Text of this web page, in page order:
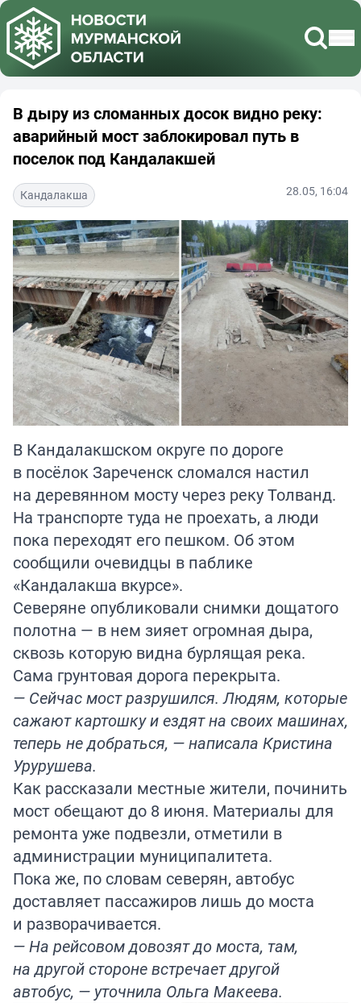
В дыру из сломанных досок видно реку:
аварийный мост заблокировал путь в
поселок под Кандалакшей
Кандалакша 28.05, 16:04
В Кандалакшском округе по дороге
в посёлок Зареченск сломался настил
на деревянном мосту через реку Толванд.
На транспорте туда не проехать, а люди
пока переходят его пешком. Об этом
сообщили очевидцы в паблике
«Кандалакша вкурсе».
Северяне опубликовали снимки дощатого
полотна — в нем зияет огромная дыра,
сквозь которую видна бурлящая река.
Сама грунтовая дорога перекрыта.
— Сейчас мост разрушился. Людям, которые
сажают картошку и ездят на своих машинах,
теперь не добраться, — написала Кристина
Урурушева.
Как рассказали местные жители, починить
мост обещают до 8 июня. Материалы для
ремонта уже подвезли, отметили в
администрации муниципалитета.
Пока же, по словам северян, автобус
доставляет пассажиров лишь до моста
и разворачивается.
— На рейсовом довозят до моста, там,
на другой стороне встречает другой
автобус, — уточнила Ольга Макеева.